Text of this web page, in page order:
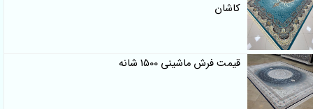
کاشان
قیمت فرش ماشینی 1500 شانه